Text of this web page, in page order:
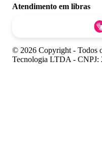
Atendimento em libras
© 2026 Copyright - Todos
Tecnologia LTDA - CNPJ: